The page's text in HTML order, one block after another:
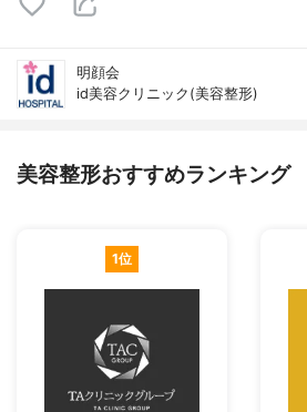
明顔会
id美容クリニック(美容整形)
美容整形おすすめランキング
1位